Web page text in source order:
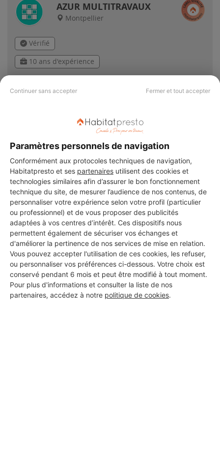
Continuer sans accepter Fermer et tout accepter
Paramètres personnels de navigation
Conformément aux protocoles techniques de navigation,
Habitatpresto et ses partenaires utilisent des cookies et
technologies similaires afin d’assurer le bon fonctionnement
technique du site, de mesurer l’audience de nos contenus, de
personnaliser votre expérience selon votre profil (particulier
ou professionnel) et de vous proposer des publicités
adaptées à vos centres d’intérêt. Ces dispositifs nous
permettent également de sécuriser vos échanges et
d'améliorer la pertinence de nos services de mise en relation.
Vous pouvez accepter l'utilisation de ces cookies, les refuser,
ou personnaliser vos préférences ci-dessous. Votre choix est
conservé pendant 6 mois et peut être modifié à tout moment.
Pour plus d'informations et consulter la liste de nos
partenaires, accédez à notre politique de cookies.
AZUR MULTITRAVAUX
Montpellier
Vérifié
10 ans d'expérience
PAS LE TEMPS DE
CHERCHER ?
Vous souhaitez réaliser des travaux et ne savez quel professionnel
choisir ? Demandez des devis travauxauprès de notre réseau de 5 000
professionnels partout en France.
DEMANDER UN DEVIS